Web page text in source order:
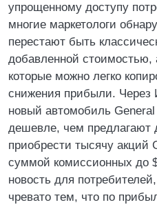
упрощенному доступу
многие маркетологи
перестают быть
добавленной стоимостью,
которые можно легко
снижения прибыли. Через
новый автомобиль
дешевле, чем предлагают
приобрести тысячу акций
суммой комиссионных до
новость для
чревато тем, что по